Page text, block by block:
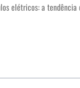
elétricos: a